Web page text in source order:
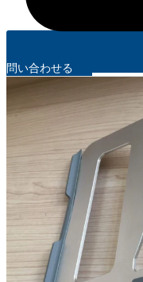
問い合わせる